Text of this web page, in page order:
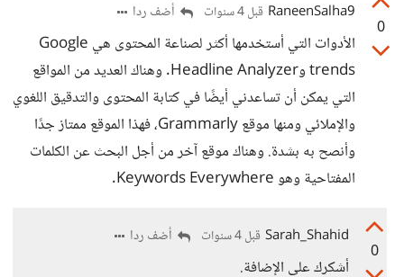
0
RaneenSalha9 قبل 4 سنوات أضف ردا
الأدوات التي أستخدمها أكثر لصناعة المحتوى هي Google
trends وHeadline Analyzer. وهناك العديد من المواقع
التي يمكن أن تساعدني أيضًا في كتابة المحتوى والتدقيق اللغوي
والإملائي ومنها موقع Grammarly، فهذا الموقع ممتاز جدًا
وأنصح به بشدة. وهناك موقع آخر من أجل البحث عن الكلمات
المفتاحية وهو Keywords Everywhere.
0
Sarah_Shahid قبل 4 سنوات أضف ردا
أشكرك على الإضافة.